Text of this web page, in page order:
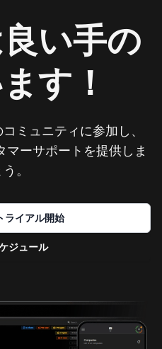
い手の
す！
ミュニティに参加し、
ーサポートを提供しま
。
ライアル開始
ジュール